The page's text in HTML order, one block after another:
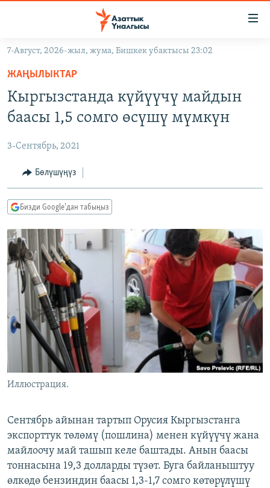
Навигацияга
өтүңүз
Издөөгө
салыңызКЫРГЫЗСТАН
ЭКОНОМИКА
МАДАНИЯТ
ДҮЙНӨ
БОРБОР АЗИЯ
АТАЙЫН ИЛИКТӨӨ
ТВ ПРОГРАММАЛАР
ЭКСПЕРТТЕР ТАЛДАЙТ
БИЗ ЖАНА ДҮЙНӨ
ДАНИСТЕ
ЭЖЕ-СИҢДИЛЕР
АЗАТТЫК+
ЫҢГАЙСЫЗ СУРООЛОР
ӨЗГӨЧӨ ПИКИР
Русский
ОНЛАЙН ШЕРИНЕ
ЭЕ/АРнун бардык сайттары
7-Август, 2026-жыл, жума, Бишкек убактысы 23:02
ЖАҢЫЛЫКТАР
Кыргызстанда күйүүчү майдын
баасы 1,5 сомго өсүшү мүмкүн
3-Сентябрь, 2021
Бөлүшүңүз
Бизди Google'дан табыңыз
Иллюстрация.
Сентябрь айынан тартып Орусия Кыргызстанга
экспорттук төлөмү (пошлина) менен күйүүчү жана
майлоочу май ташып келе баштады. Анын баасы
тоннасына 19,3 долларды түзөт. Буга байланыштуу
өлкөдө бензиндин баасы 1,3-1,7 сомго көтөрүлүшү